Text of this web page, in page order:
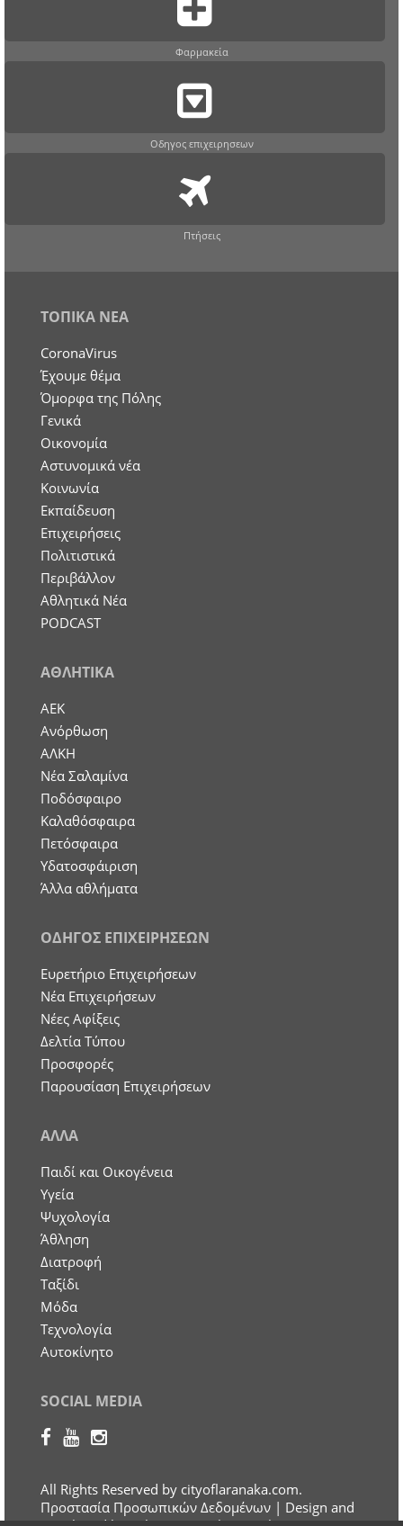
Φαρμακεία
Οδηγος επιχειρησεων
Πτήσεις
ΤΟΠΙΚΑ ΝΕΑ
CoronaVirus
Έχουμε θέμα
Όμορφα της Πόλης
Γενικά
Οικονομία
Aστυνομικά νέα
Κοινωνία
Εκπαίδευση
Επιχειρήσεις
Πολιτιστικά
Περιβάλλον
Αθλητικά Νέα
PODCAST
ΑΘΛΗΤΙΚΑ
ΑΕΚ
Ανόρθωση
ΑΛΚΗ
Νέα Σαλαμίνα
Ποδόσφαιρο
Καλαθόσφαιρα
Πετόσφαιρα
Υδατοσφάιριση
Άλλα αθλήματα
ΟΔΗΓΟΣ ΕΠΙΧΕΙΡΗΣΕΩΝ
Ευρετήριο Επιχειρήσεων
Nέα Επιχειρήσεων
Νέες Αφίξεις
Δελτία Τύπου
Προσφορές
Παρουσίαση Επιχειρήσεων
ΑΛΛΑ
Παιδί και Οικογένεια
Υγεία
Ψυχολογία
Άθληση
Διατροφή
Ταξίδι
Μόδα
Τεχνολογία
Αυτοκίνητο
SOCIAL MEDIA
All Rights Reserved by cityoflaranaka.com.
Προστασία Προσωπικών Δεδομένων | Design and